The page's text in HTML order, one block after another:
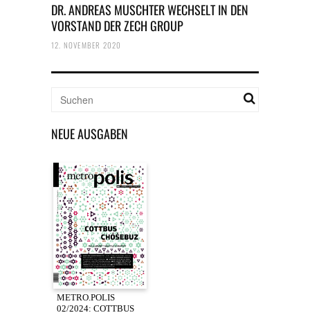
DR. ANDREAS MUSCHTER WECHSELT IN DEN
VORSTAND DER ZECH GROUP
12. NOVEMBER 2020
NEUE AUSGABEN
METRO.POLIS
02/2024: COTTBUS